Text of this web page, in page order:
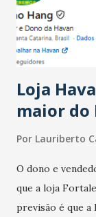
do observado
novembro. Em
cresceu. De
Loja
maior do
Por Lauriberto
O dono e
que a loja
previsão é que a